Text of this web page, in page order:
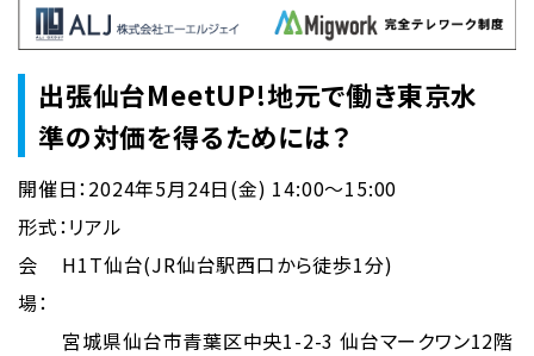
出張仙台MeetUP!地元で働き東京水
準の対価を得るためには？
開催日：2024年5月24日(金) 14:00～15:00
形式：リアル
会
場：
H1T仙台(JR仙台駅西口から徒歩1分)
宮城県仙台市青葉区中央1-2-3 仙台マークワン12階